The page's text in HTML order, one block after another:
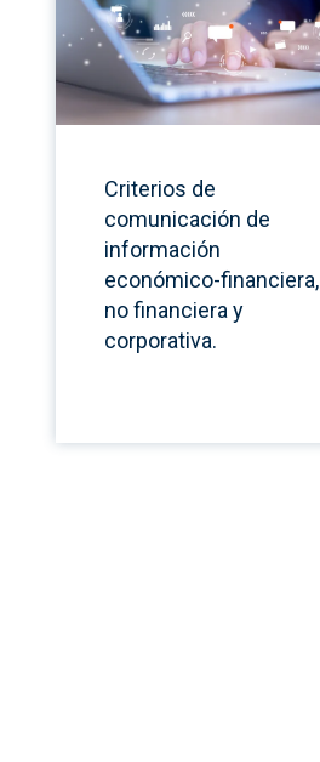
Criterios de
comunicación de
información
económico-financiera,
no financiera y
corporativa.